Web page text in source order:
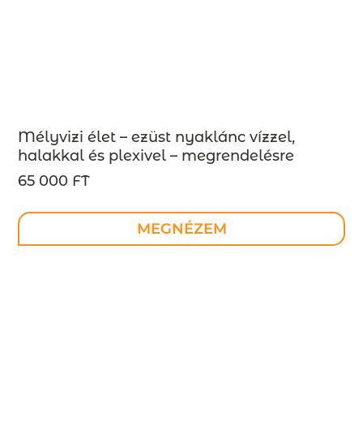
Mélyvizi élet – ezüst nyaklánc vízzel,
halakkal és plexivel – megrendelésre
65 000 FT
MEGNÉZEM